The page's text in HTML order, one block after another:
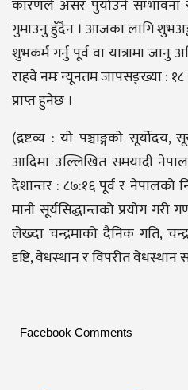
कारणले असर पुर्याउने
गुमाउनु हुँदैन । आजका लागि
शुभकर्म गर्नु पूर्व वा यात्रामा जानु
राहवे नमः न्यूनतम जापसङ्ख्या :
प्राप्त हुनेछ ।
(द्रष्टव्य : यो पञ्चाङ्गको सूर्योदय,
आदिमा उल्लिखित समयादी
देशान्तर : ८७:१६ पूर्व र नेपालको
मानी सूर्यसिद्धान्तको प्रयोग
लेख्दा चन्द्रमाको दैनिक गति,
दृष्टि, वेधस्थान र विपरीत
Facebook Comments